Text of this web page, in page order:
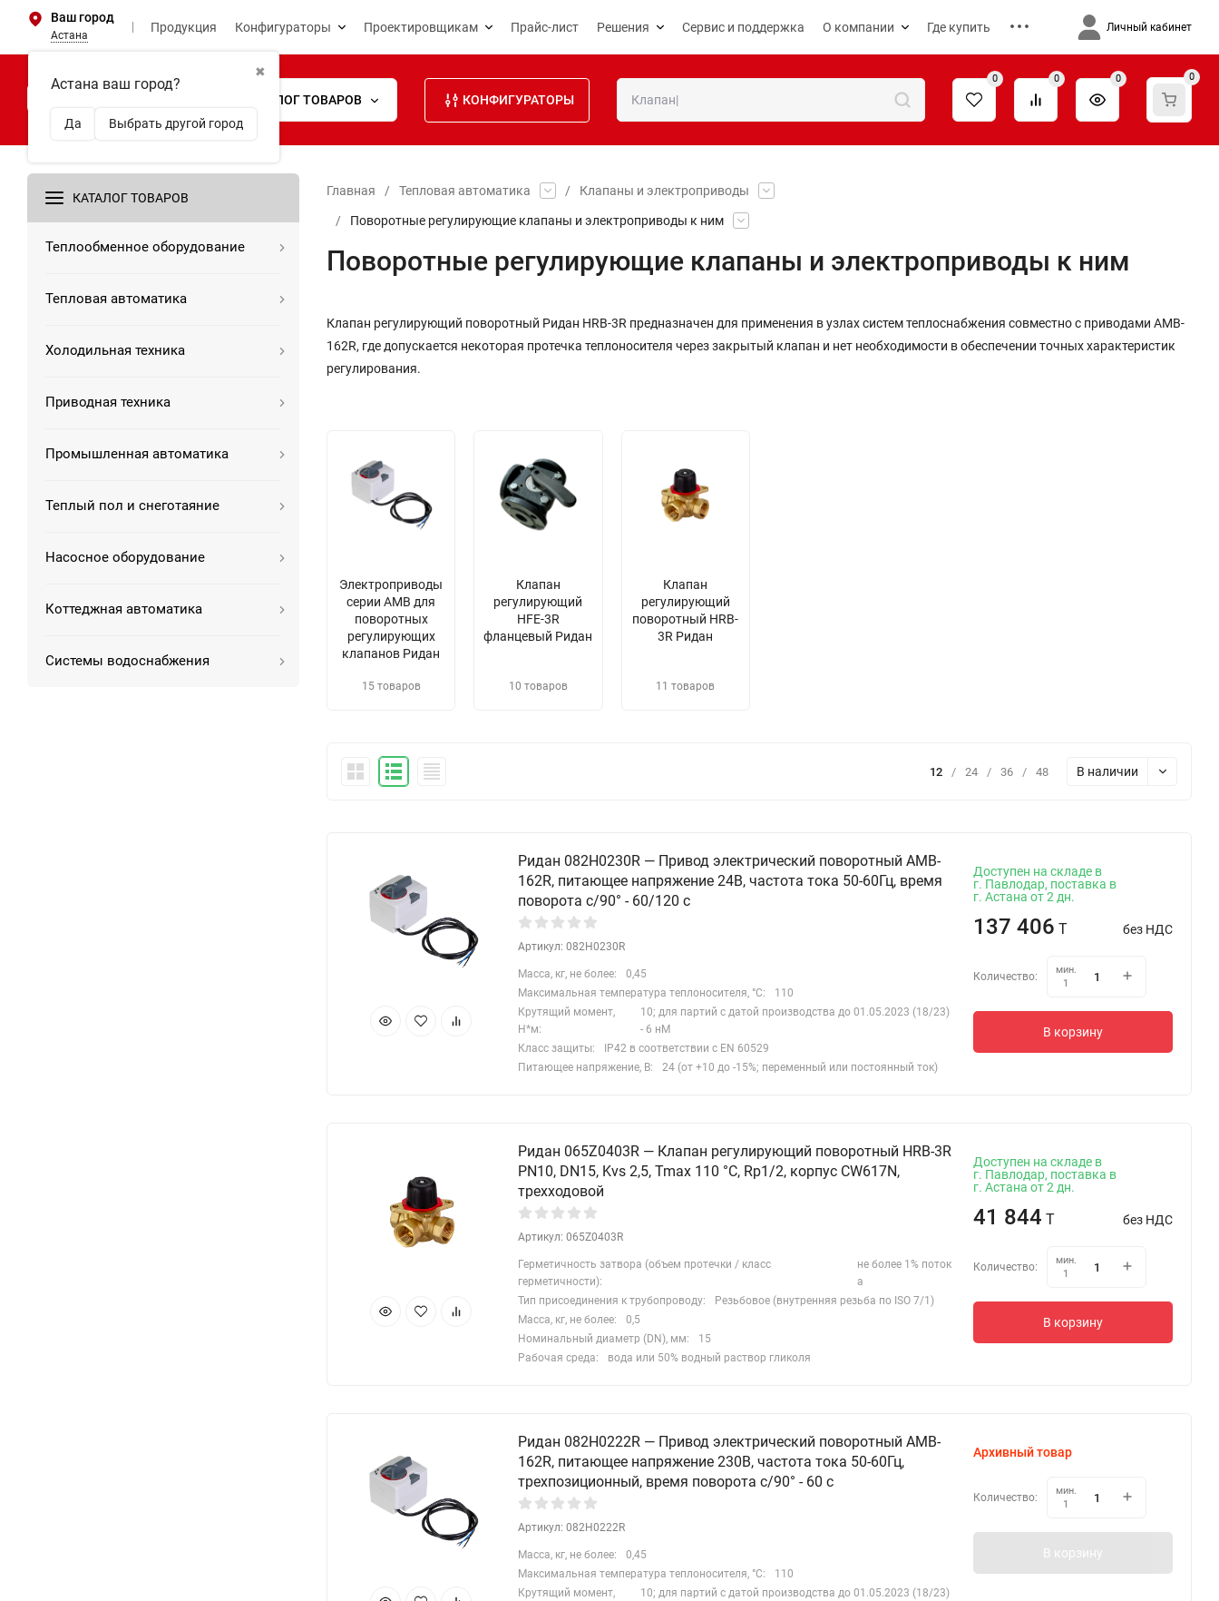
Ваш город
Астана
✖
Астана ваш город?
Да Выбрать другой город
Продукция Конфигураторы Проектировщикам Прайс-лист Решения Сервис и поддержка О компании Где купить Личный кабинет
КАТАЛОГ ТОВАРОВ КОНФИГУРАТОРЫ
0 0 0 0
КАТАЛОГ ТОВАРОВ
Теплообменное оборудование
Тепловая автоматика
Холодильная техника
Приводная техника
Промышленная автоматика
Теплый пол и снеготаяние
Насосное оборудование
Коттеджная автоматика
Системы водоснабжения
Главная / Тепловая автоматика / Клапаны и электроприводы
/ Поворотные регулирующие клапаны и электроприводы к ним
Поворотные регулирующие клапаны и электроприводы к ним
Клапан регулирующий поворотный Ридан HRB-3R предназначен для применения в узлах систем теплоснабжения совместно с приводами AMB-
162R, где допускается некоторая протечка теплоносителя через закрытый клапан и нет необходимости в обеспечении точных характеристик
регулирования.
Электроприводы
серии AMВ для
поворотных
регулирующих
клапанов Ридан
15 товаров
Клапан
регулирующий
HFE-3R
фланцевый Ридан
10 товаров
Клапан
регулирующий
поворотный HRB-
3R Ридан
11 товаров
12 / 24 / 36 / 48 В наличии
Ридан 082H0230R — Привод электрический поворотный AMB-
162R, питающее напряжение 24В, частота тока 50-60Гц, время
поворота с/90° - 60/120 c
Артикул: 082H0230R
Масса, кг, не более:
0,45
Максимальная температура теплоносителя, °C:
110
Крутящий момент,
Н*м:
10; для партий с датой производства до 01.05.2023 (18/23)
- 6 нМ
Класс защиты:
IP42 в соответствии с EN 60529
Питающее напряжение, В:
24 (от +10 до -15%; переменный или постоянный ток)
Доступен на складе в
г. Павлодар, поставка в
г. Астана от 2 дн.
137 406 T без НДС
Количество:
мин.
1
В корзину
Ридан 065Z0403R — Клапан регулирующий поворотный HRB-3R
PN10, DN15, Kvs 2,5, Tmax 110 °C, Rp1/2, корпус CW617N,
трехходовой
Артикул: 065Z0403R
Герметичность затвора (объем протечки / класс
герметичности):
не более 1% поток
а
Тип присоединения к трубопроводу:
Резьбовое (внутренняя резьба по ISO 7/1)
Масса, кг, не более:
0,5
Номинальный диаметр (DN), мм:
15
Рабочая среда:
вода или 50% водный раствор гликоля
Доступен на складе в
г. Павлодар, поставка в
г. Астана от 2 дн.
41 844 T без НДС
Количество:
мин.
1
В корзину
Ридан 082H0222R — Привод электрический поворотный AMB-
162R, питающее напряжение 230В, частота тока 50-60Гц,
трехпозиционный, время поворота с/90° - 60 c
Артикул: 082H0222R
Масса, кг, не более:
0,45
Максимальная температура теплоносителя, °C:
110
Крутящий момент,
10; для партий с датой производства до 01.05.2023 (18/23)
Архивный товар
Количество:
мин.
1
В корзину